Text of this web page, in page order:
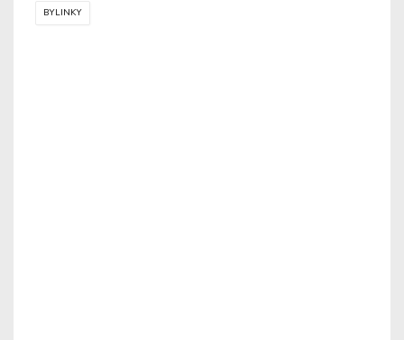
BYLINKY